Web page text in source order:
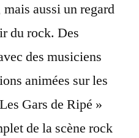
aussi un regard
du rock. Des
des musiciens
animées sur les
Gars de Ripé »
de la scène rock